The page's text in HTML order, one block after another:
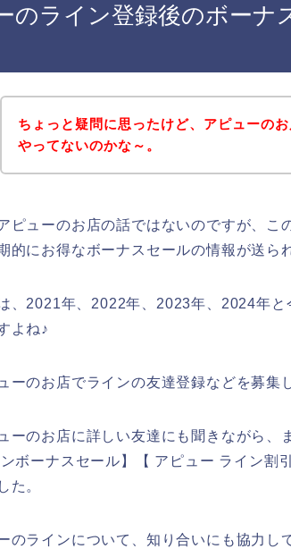
のライン登録後のボーナ
ちょっと疑問に思ったけど、アピューの
やってないのかな～。
ピューのお店の話ではないのですが、こ
的にお得なボーナスセールの情報が送ら
、2021年、2022年、2023年、2024年
よね♪
ーのお店でラインの友達登録などを募集
ーのお店に詳しい友達にも聞きながら、
ボーナスセール】【 アピュー ライン割
た。
のラインについて、知り合いにも協力し